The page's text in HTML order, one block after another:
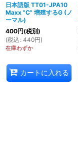
日本語版 TT01-JPA10
Maxx "C" 増殖するG (ノ
ーマル)
400円(税別)
(税込 : 440円)
在庫わずか
カートに入れる